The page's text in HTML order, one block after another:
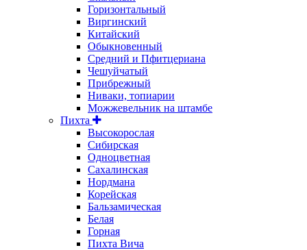
Горизонтальный
Виргинский
Китайский
Обыкновенный
Средний и Пфитцериана
Чешуйчатый
Прибрежный
Ниваки, топиарии
Можжевельник на штамбе
Пихта
Высокорослая
Сибирская
Одноцветная
Сахалинская
Нордмана
Корейская
Бальзамическая
Белая
Горная
Пихта Вича